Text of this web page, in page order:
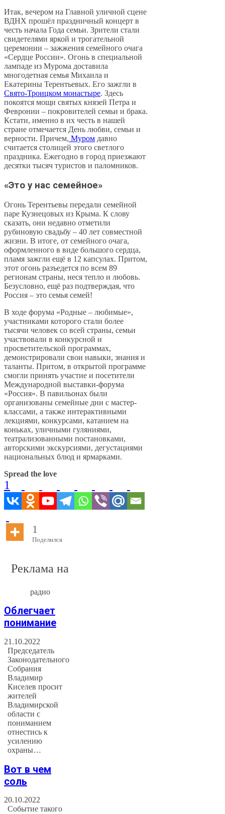
Итак, вечером на Главной уличной сцене
ВДНХ прошёл праздничный концерт в
честь начала Года семьи. Зрители стали
свидетелями яркой и трогательной
церемонии – зажжения семейного очага
«Сердце России». Огонь в специальной
лампаде из Мурома доставила
многодетная семья Михаила и
Екатерины Терентьевых. Его зажгли в
Свято-Троицком монастыре. Здесь
покоятся мощи святых князей Петра и
Февронии – покровителей семьи и брака.
Кстати, именно в их честь в нашей
стране отмечается День любви, семьи и
верности. Причем, Муром давно
считается столицей этого светлого
праздника. Ежегодно в город приезжают
десятки тысяч туристов и паломников.
«Это у нас семейное»
Огонь Терентьевы передали семейной
паре Кузнецовых из Крыма. К слову
сказать, они недавно отметили
рубиновую свадьбу – 40 лет совместной
жизни. В итоге, от семейного очага,
оформленного в виде большого сердца,
пламя зажгли ещё в 12 капсулах. Притом,
этот огонь разъедется по всем 89
регионам страны, неся тепло и любовь.
Безусловно, ещё раз подтверждая, что
Россия – это семья семей!
В ходе форума «Родные – любимые»,
участниками которого стали более
тысячи человек со всей страны, семьи
участвовали в конкурсной и
просветительской программах,
демонстрировали свои навыки, знания и
таланты. Притом, в открытой программе
смогли принять участие и посетители
Международной выставки-форума
«Россия». В павильонах были
организованы семейные дни с мастер-
классами, а также интерактивными
лекциями, конкурсами, катанием на
коньках, уличными гуляниями,
театрализованными постановками,
авторскими экскурсиями, дегустациями
национальных блюд и ярмарками.
Spread the love
1
1
Поделился
Реклама на
радио
Облегчает
понимание
21.10.2022
Председатель
Законодательного
Собрания
Владимир
Киселев просит
жителей
Владимирской
области с
пониманием
отнестись к
усилению
охраны…
Вот в чем
соль
20.10.2022
Событие такого